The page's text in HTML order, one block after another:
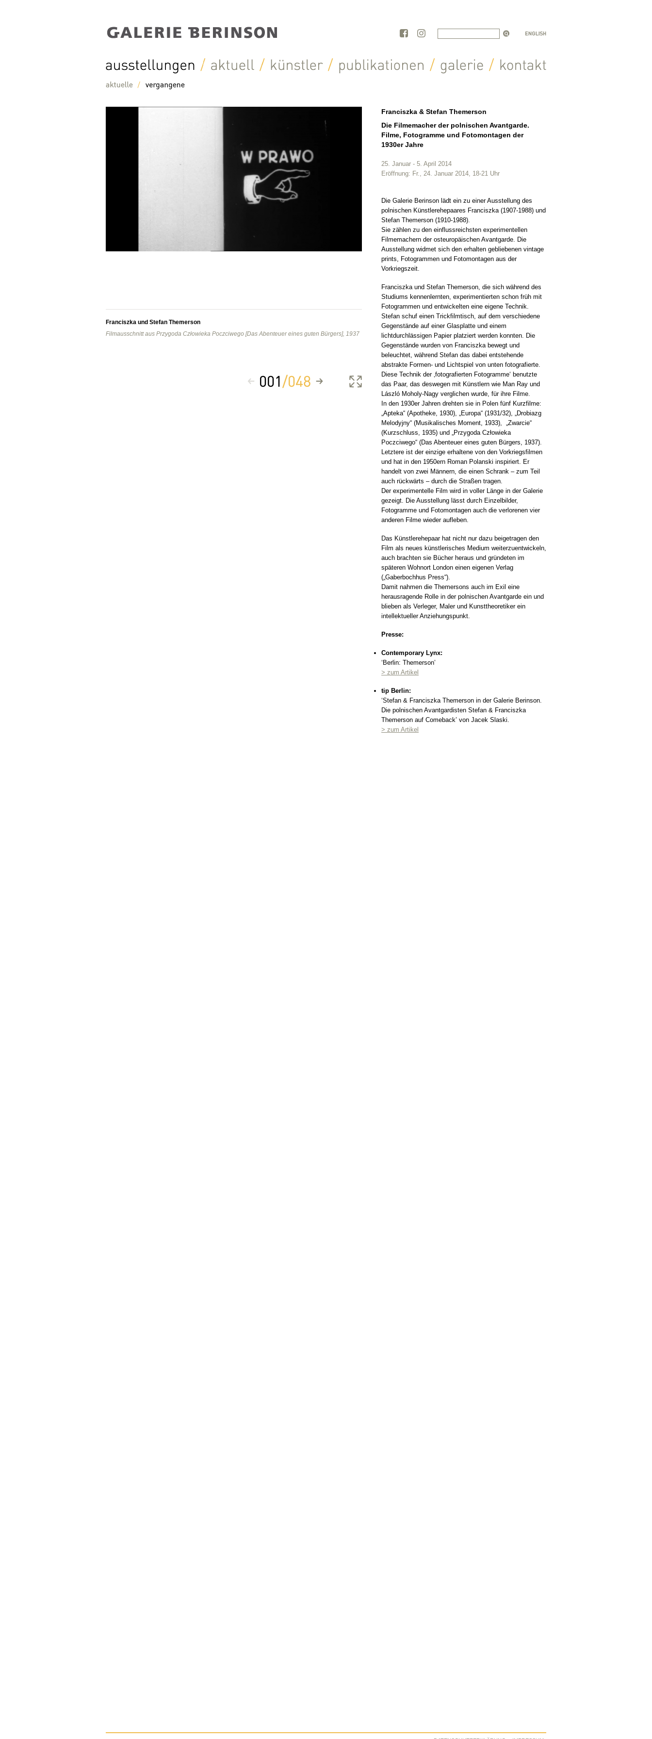
Franciszka & Stefan Themerson
Die Filmemacher der polnischen Avantgarde.
Filme, Fotogramme und Fotomontagen der
1930er Jahre
25. Januar - 5. April 2014
Eröffnung: Fr., 24. Januar 2014, 18-21 Uhr
Die Galerie Berinson lädt ein zu einer Ausstellung des
polnischen Künstlerehepaares Franciszka (1907-1988) und
Stefan Themerson (1910-1988).
Sie zählen zu den einflussreichsten experimentellen
Filmemachern der osteuropäischen Avantgarde. Die
Ausstellung widmet sich den erhalten gebliebenen vintage
prints, Fotogrammen und Fotomontagen aus der
Vorkriegszeit.
Franciszka und Stefan Themerson, die sich während des
Studiums kennenlernten, experimentierten schon früh mit
Fotogrammen und entwickelten eine eigene Technik.
Stefan schuf einen Trickfilmtisch, auf dem verschiedene
Gegenstände auf einer Glasplatte und einem
lichtdurchlässigen Papier platziert werden konnten. Die
Gegenstände wurden von Franciszka bewegt und
beleuchtet, während Stefan das dabei entstehende
abstrakte Formen- und Lichtspiel von unten fotografierte.
Diese Technik der ‚fotografierten Fotogramme‘ benutzte
das Paar, das deswegen mit Künstlern wie Man Ray und
László Moholy-Nagy verglichen wurde, für ihre Filme.
In den 1930er Jahren drehten sie in Polen fünf Kurzfilme:
„Apteka“ (Apotheke, 1930), „Europa“ (1931/32), „Drobiazg
Melodyjny“ (Musikalisches Moment, 1933), „Zwarcie“
(Kurzschluss, 1935) und „Przygoda Człowieka
Poczciwego“ (Das Abenteuer eines guten Bürgers, 1937).
Letztere ist der einzige erhaltene von den Vorkriegsfilmen
und hat in den 1950ern Roman Polanski inspiriert. Er
handelt von zwei Männern, die einen Schrank – zum Teil
auch rückwärts – durch die Straßen tragen.
Der experimentelle Film wird in voller Länge in der Galerie
gezeigt. Die Ausstellung lässt durch Einzelbilder,
Fotogramme und Fotomontagen auch die verlorenen vier
anderen Filme wieder aufleben.
Das Künstlerehepaar hat nicht nur dazu beigetragen den
Film als neues künstlerisches Medium weiterzuentwickeln,
auch brachten sie Bücher heraus und gründeten im
späteren Wohnort London einen eigenen Verlag
(„Gaberbochhus Press“).
Damit nahmen die Themersons auch im Exil eine
herausragende Rolle in der polnischen Avantgarde ein und
blieben als Verleger, Maler und Kunsttheoretiker ein
intellektueller Anziehungspunkt.
Presse:
Contemporary Lynx:
‘Berlin: Themerson’
> zum Artikel
tip Berlin:
‘Stefan & Franciszka Themerson in der Galerie Berinson.
Die polnischen Avantgardisten Stefan & Franciszka
Themerson auf Comeback’ von Jacek Slaski.
> zum Artikel
Franciszka und Stefan Themerson
Filmausschnitt aus Przygoda Człowieka Poczciwego [Das Abenteuer eines guten Bürgers], 1937